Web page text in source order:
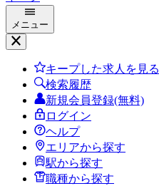
メニュー
キープした求人を見る
検索履歴
新規会員登録(無料)
ログイン
ヘルプ
エリアから探す
駅から探す
職種から探す